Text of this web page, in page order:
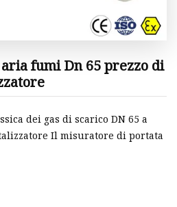
fumi Dn 65 prezzo di
dei gas di scarico DN 65 a
Il misuratore di portata